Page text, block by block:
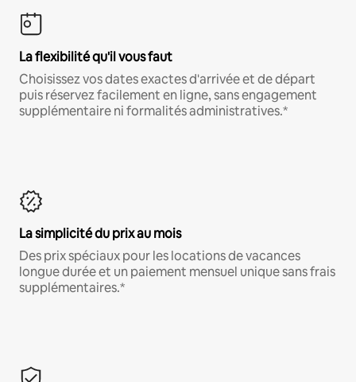
La flexibilité qu'il vous faut
Choisissez vos dates exactes d'arrivée et de départ
puis réservez facilement en ligne, sans engagement
supplémentaire ni formalités administratives.*
La simplicité du prix au mois
Des prix spéciaux pour les locations de vacances
longue durée et un paiement mensuel unique sans frais
supplémentaires.*